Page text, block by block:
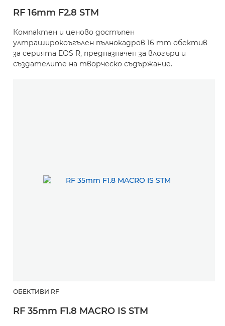
RF 16mm F2.8 STM
Компактен и ценово достъпен
ултраширокоъгълен пълнокадров 16 mm обектив
за серията EOS R, предназначен за влогъри и
създателите на творческо съдържание.
ОБЕКТИВИ RF
RF 35mm F1.8 MACRO IS STM